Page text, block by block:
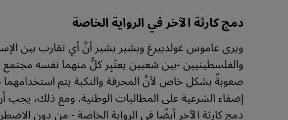
دمج كارثة الآخر في الرواية الخاصة
ويرى عاموس غولدبيرغ وبشير بشير أنَّ أي تقارب بين
والفلسطينيين -بين شعبين يعتَبِر كلٌّ منهما نفسه مجتمع
صعوبةً بشكل خاص لأنَّ المحرقة والنكبة يتم
إضفاء الشرعية على المطالبات الوطنية. ومع ذلك،
دمج كارثة الآخر أيضًا في الرواية الخاصة - من دون